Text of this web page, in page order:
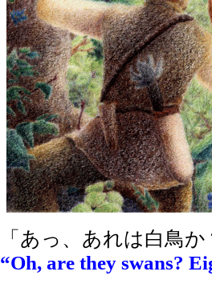
「あっ、あれは白鳥
“Oh, are they swans?